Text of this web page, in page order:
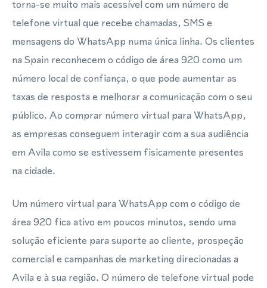
torna-se muito mais acessível com um número de
telefone virtual que recebe chamadas, SMS e
mensagens do WhatsApp numa única linha. Os clientes
na Spain reconhecem o código de área 920 como um
número local de confiança, o que pode aumentar as
taxas de resposta e melhorar a comunicação com o seu
público. Ao comprar número virtual para WhatsApp,
as empresas conseguem interagir com a sua audiência
em Avila como se estivessem fisicamente presentes
na cidade.
Um número virtual para WhatsApp com o código de
área 920 fica ativo em poucos minutos, sendo uma
solução eficiente para suporte ao cliente, prospeção
comercial e campanhas de marketing direcionadas a
Avila e à sua região. O número de telefone virtual pode